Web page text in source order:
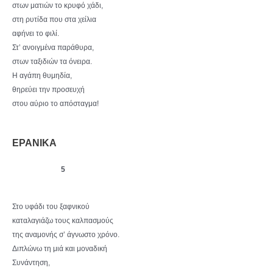
στων ματιών το κρυφό χάδι,
στη ρυτίδα που στα χείλια
αφήνει το φιλί.
Στ’ ανοιγμένα παράθυρα,
στων ταξιδιών τα όνειρα.
Η αγάπη θυμηδία,
θηρεύει την προσευχή
στου αύριο το απόσταγμα!
ΕΡΑΝΙΚΑ
5
Στο υφάδι του ξαφνικού
καταλαγιάζω τους καλπασμούς
της αναμονής σ’ άγνωστο χρόνο.
Διπλώνω τη μιά και μοναδική
Συνάντηση,